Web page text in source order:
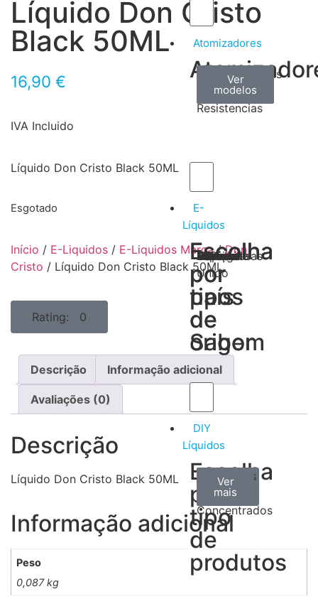
Atomizadores
Claromizadores
Ver
modelos
Reconstruíveis
Ver
modelos
Resistencias
Ver
modelos
E-
Líquidos
Escolha
por
tipos
de
Sabor
Tabaco
Frutas
Bebidas
Frescos
Sobremesas
Escolha
por
país
de
origem
Portugal
Alemanha
USA
Reino
Unido
Canadá
França
Malásia
Filipinas
Espanha
Polónia
Grécia
DIY
Líquidos
Escolha
por
tipo
de
produtos
Aromas
Concentrados
Ver
todos
Bases
Ver
mais
Accesorios
Ver
mais
Líquido Don Cristo
Black 50ML
16,90 €
IVA Incluido
Líquido Don Cristo Black 50ML
Esgotado
Início / E-Liquidos / E-Liquidos Marca/Don
Cristo / Líquido Don Cristo Black 50ML
Rating: 0
Descrição Informação adicional
Avaliações (0)
Descrição
Líquido Don Cristo Black 50ML
Informação adicional
Peso
0,087 kg